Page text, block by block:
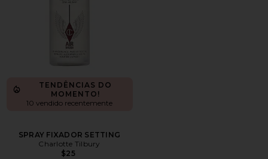
TENDÊNCIAS DO
MOMENTO!
10 vendido recentemente
SPRAY FIXADOR SETTING
Charlotte Tilbury
$25